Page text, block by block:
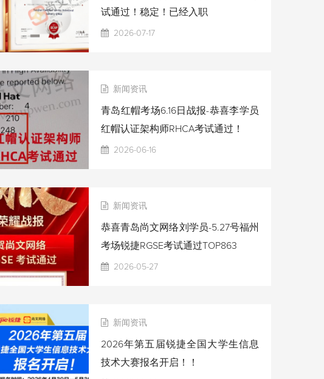
试通过！稳定！已经入职
2026-07-17
新闻资讯
青岛红帽考场6.16日战报-恭喜李学员
红帽认证架构师RHCA考试通过！
2026-06-16
新闻资讯
恭喜青岛尚文网络刘学员-5.27号福州
考场锐捷RGSE考试通过TOP863
2026-05-27
新闻资讯
2026年第五届锐捷全国大学生信息
技术大赛报名开启！！